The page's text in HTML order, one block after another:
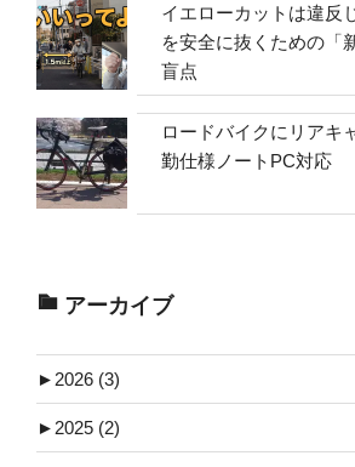
イエローカットは違反
を安全に抜くための「
盲点
ロードバイクにリアキ
勤仕様ノートPC対応
アーカイブ
► 2026 (3)
► 2025 (2)